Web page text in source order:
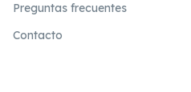
Preguntas frecuentes
Contacto